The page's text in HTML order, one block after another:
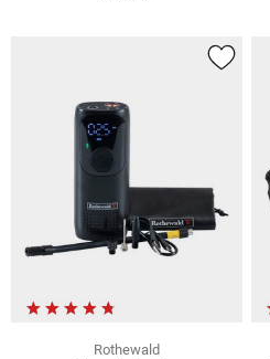
Rothewald